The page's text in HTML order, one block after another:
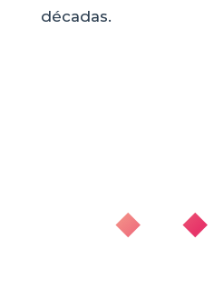
décadas.
◆ ◆